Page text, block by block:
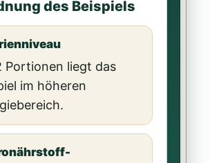
des Beispiels
Portionen liegt das
im höheren